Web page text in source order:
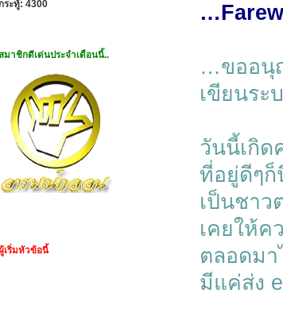
ระทู้: 4300
มาชิกดีเด่นประจำเดือนนี้..
เริ่มหัวข้อนี้
…ขออนุ
เขียนระ
วันนี้เกิด
ที่อยู่ดีๆก็
เป็นชาว
เคยให้ค
ตลอดมา
มีแค่ส่ง